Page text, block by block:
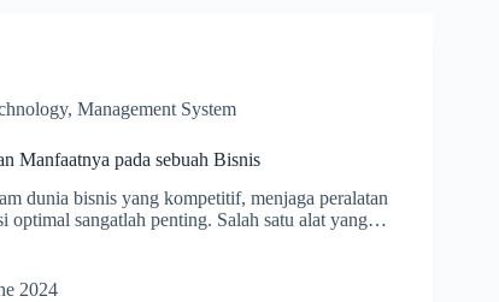
, Management System
Manfaatnya pada sebuah Bisnis
dunia bisnis yang kompetitif, menjaga peralatan
optimal sangatlah penting. Salah satu alat yang…
2024